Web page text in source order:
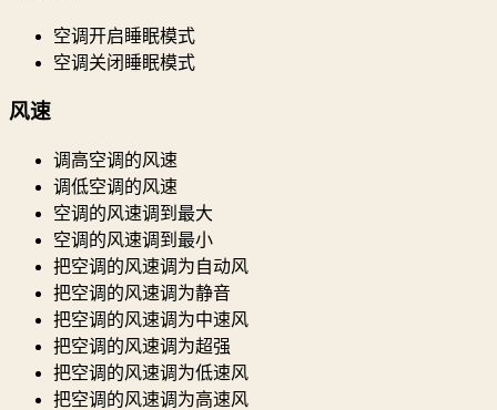
空调开启睡眠模式
空调关闭睡眠模式
风速
调高空调的风速
调低空调的风速
空调的风速调到最大
空调的风速调到最小
把空调的风速调为自动风
把空调的风速调为静音
把空调的风速调为中速风
把空调的风速调为超强
把空调的风速调为低速风
把空调的风速调为高速风